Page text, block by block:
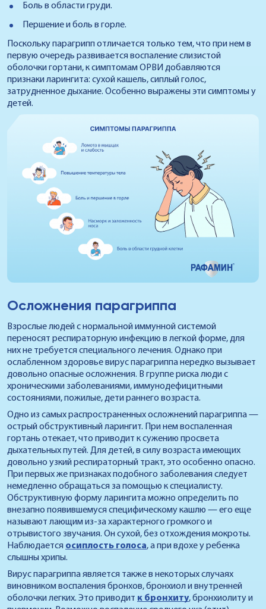
Боль в области груди.
Першение и боль в горле.
Поскольку парагрипп отличается только тем, что при нем в
первую очередь развивается воспаление слизистой
оболочки гортани, к симптомам ОРВИ добавляются
признаки ларингита: сухой кашель, сиплый голос,
затрудненное дыхание. Особенно выражены эти симптомы у
детей.
Осложнения парагриппа
Взрослые людей с нормальной иммунной системой
переносят респираторную инфекцию в легкой форме, для
них не требуется специального лечения. Однако при
ослабленном здоровье вирус парагриппа нередко вызывает
довольно опасные осложнения. В группе риска люди с
хроническими заболеваниями, иммунодефицитными
состояниями, пожилые, дети раннего возраста.
Одно из самых распространенных осложнений парагриппа —
острый обструктивный ларингит. При нем воспаленная
гортань отекает, что приводит к сужению просвета
дыхательных путей. Для детей, в силу возраста имеющих
довольно узкий респираторный тракт, это особенно опасно.
При первых же признаках подобного заболевания следует
немедленно обращаться за помощью к специалисту.
Обструктивную форму ларингита можно определить по
внезапно появившемуся специфическому кашлю — его еще
называют лающим из-за характерного громкого и
отрывистого звучания. Он сухой, без отхождения мокроты.
Наблюдается осиплость голоса, а при вдохе у ребенка
слышны хрипы.
Вирус парагриппа является также в некоторых случаях
виновником воспаления бронхов, бронхиол и внутренней
оболочки легких. Это приводит к бронхиту, бронхиолиту и